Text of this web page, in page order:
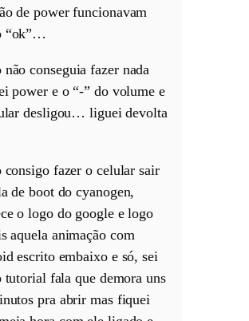
de power funcionavam
“ok”…
não conseguia fazer nada
power e o “-” do volume e
desligou… liguei devolta
consigo fazer o celular sair
de boot do cyanogen,
o logo do google e logo
aquela animação com
escrito embaixo e só, sei
tutorial fala que demora uns
pra abrir mas fiquei